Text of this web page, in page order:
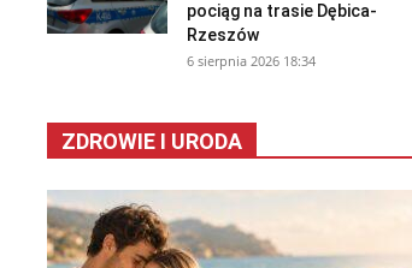
pociąg na trasie Dębica-
Rzeszów
6 sierpnia 2026 18:34
ZDROWIE I URODA